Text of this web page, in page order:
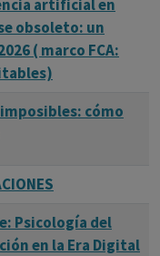
artificial en
obsoleto: un
( marco FCA:
cómo
Psicología del
en la Era Digital